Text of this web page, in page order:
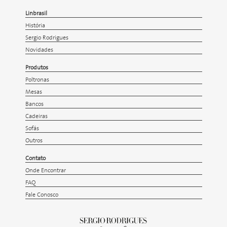
Linbrasil
História
Sergio Rodrigues
Novidades
Produtos
Poltronas
Mesas
Bancos
Cadeiras
Sofás
Outros
Contato
Onde Encontrar
FAQ
Fale Conosco